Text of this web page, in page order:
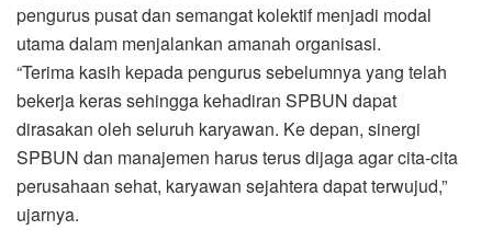
pengurus pusat dan semangat kolektif menjadi modal
utama dalam menjalankan amanah organisasi.
“Terima kasih kepada pengurus sebelumnya yang telah
bekerja keras sehingga kehadiran SPBUN dapat
dirasakan oleh seluruh karyawan. Ke depan, sinergi
SPBUN dan manajemen harus terus dijaga agar cita-cita
perusahaan sehat, karyawan sejahtera dapat terwujud,”
ujarnya.